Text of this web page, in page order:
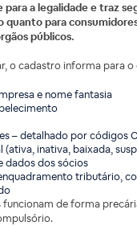
para a legalidade e traz
quanto para
públicos.
o cadastro informa para o
e nome fantasia
– detalhado por códigos
(ativa, inativa, baixada,
dados dos sócios
tributário,
funcionam de forma